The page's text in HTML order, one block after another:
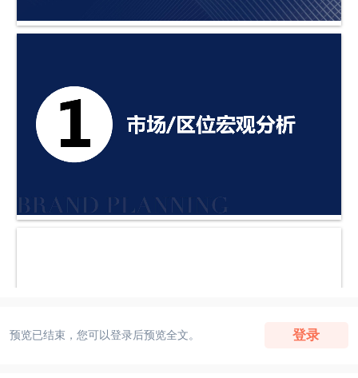
预览已结束，您可以登录后预览全文。 登录